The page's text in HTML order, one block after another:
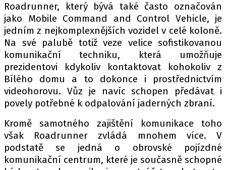
Roadrunner, který bývá také často označován
jako Mobile Command and Control Vehicle, je
jedním z nejkomplexnějších vozidel v celé koloně.
Na své palubě totiž veze velice sofistikovanou
komunikační techniku, která umožňuje
prezidentovi kdykoliv kontaktovat kohokoliv z
Bílého domu a to dokonce i prostřednictvím
videohorovu. Vůz je navíc schopen předávat i
povely potřebné k odpalování jaderných zbraní.
Kromě samotného zajištění komunikace toho
však Roadrunner zvládá mnohem více. V
podstatě se jedná o obrovské pojízdné
komunikační centrum, které je současně schopné